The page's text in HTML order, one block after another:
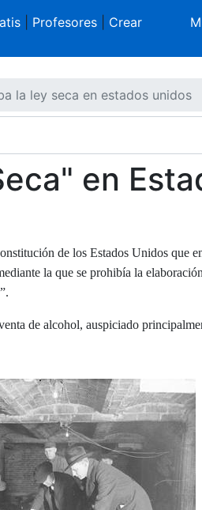
| Profesores| Crear
la ley seca en estados unidos
en
de los Estados Unidos que
la que se prohibía la
”.
de alcohol, auspiciado